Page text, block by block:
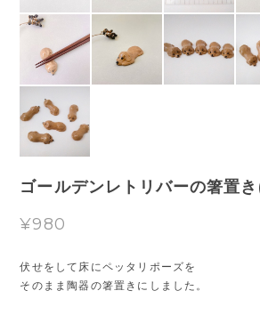
ゴールデンレトリバーの箸置
¥980
伏せをして床にペッタリポーズを
そのまま陶器の箸置きにしました。